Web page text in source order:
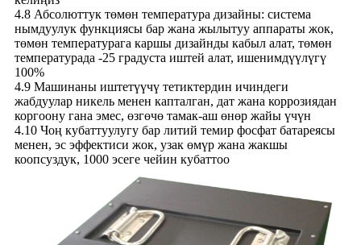
4.8 Абсолюттук төмөн температура дизайны: система
нымдуулук функциясы бар жана жылытуу аппараты жок,
төмөн температурага каршы дизайнды кабыл алат, төмөн
температурада -25 градуста иштей алат, ишенимдүүлүгү
100%
4.9 Машинаны иштетүүчү тетиктердин ичиндеги
жабдуулар никель менен капталган, дат жана коррозиядан
коргоону гана эмес, өзгөчө тамак-аш өнөр жайы үчүн
4.10 Чоң кубаттуулугу бар литий темир фосфат батареясы
менен, эс эффектиси жок, узак өмүр жана жакшы
коопсуздук, 1000 эсеге чейин кубаттоо